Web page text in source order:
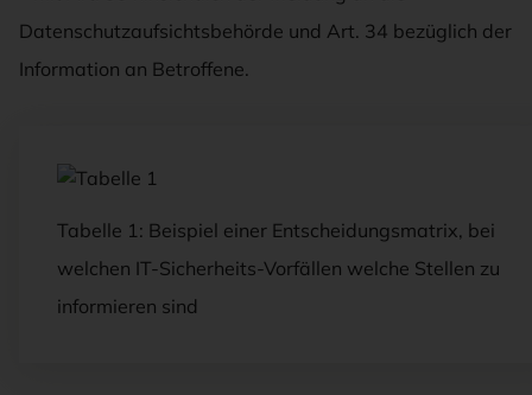
Datenschutzaufsichtsbehörde und Art. 34 bezüglich der
Information an Betroffene.
Tabelle 1: Beispiel einer Entscheidungsmatrix, bei
welchen IT-Sicherheits-Vorfällen welche Stellen zu
informieren sind